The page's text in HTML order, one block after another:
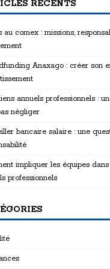
RÉCENTS
au comex : missions,
Anaxago : créer son
annuels professionnels :
négliger
bancaire salaire : une
impliquer les équipes
professionnels